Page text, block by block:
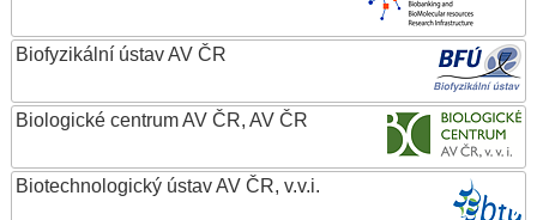
Biofyzikální ústav AV ČR
Biologické centrum AV ČR, AV ČR
Biotechnologický ústav AV ČR, v.v.i.